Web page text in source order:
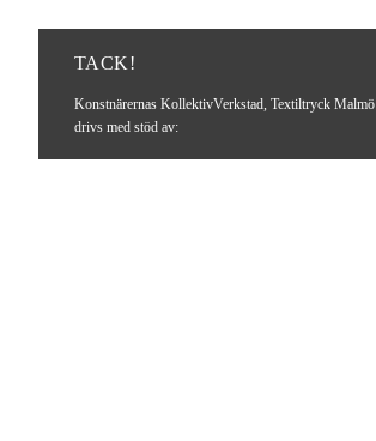
TACK!
Konstnärernas KollektivVerkstad, Textiltryck Malmö
drivs med stöd av: